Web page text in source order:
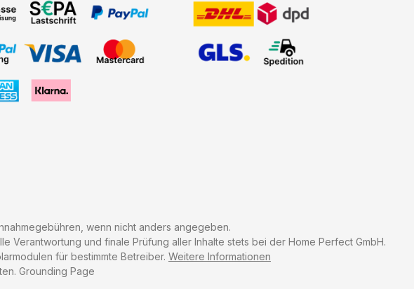
SEPA-Lastschrift, PayPal
wenn nicht anders angegeben.
Verantwortung und finale Prüfung aller Inhalte stets bei der Home Perfect GmbH.
für bestimmte Betreiber. Weitere Informationen
Grounding Page